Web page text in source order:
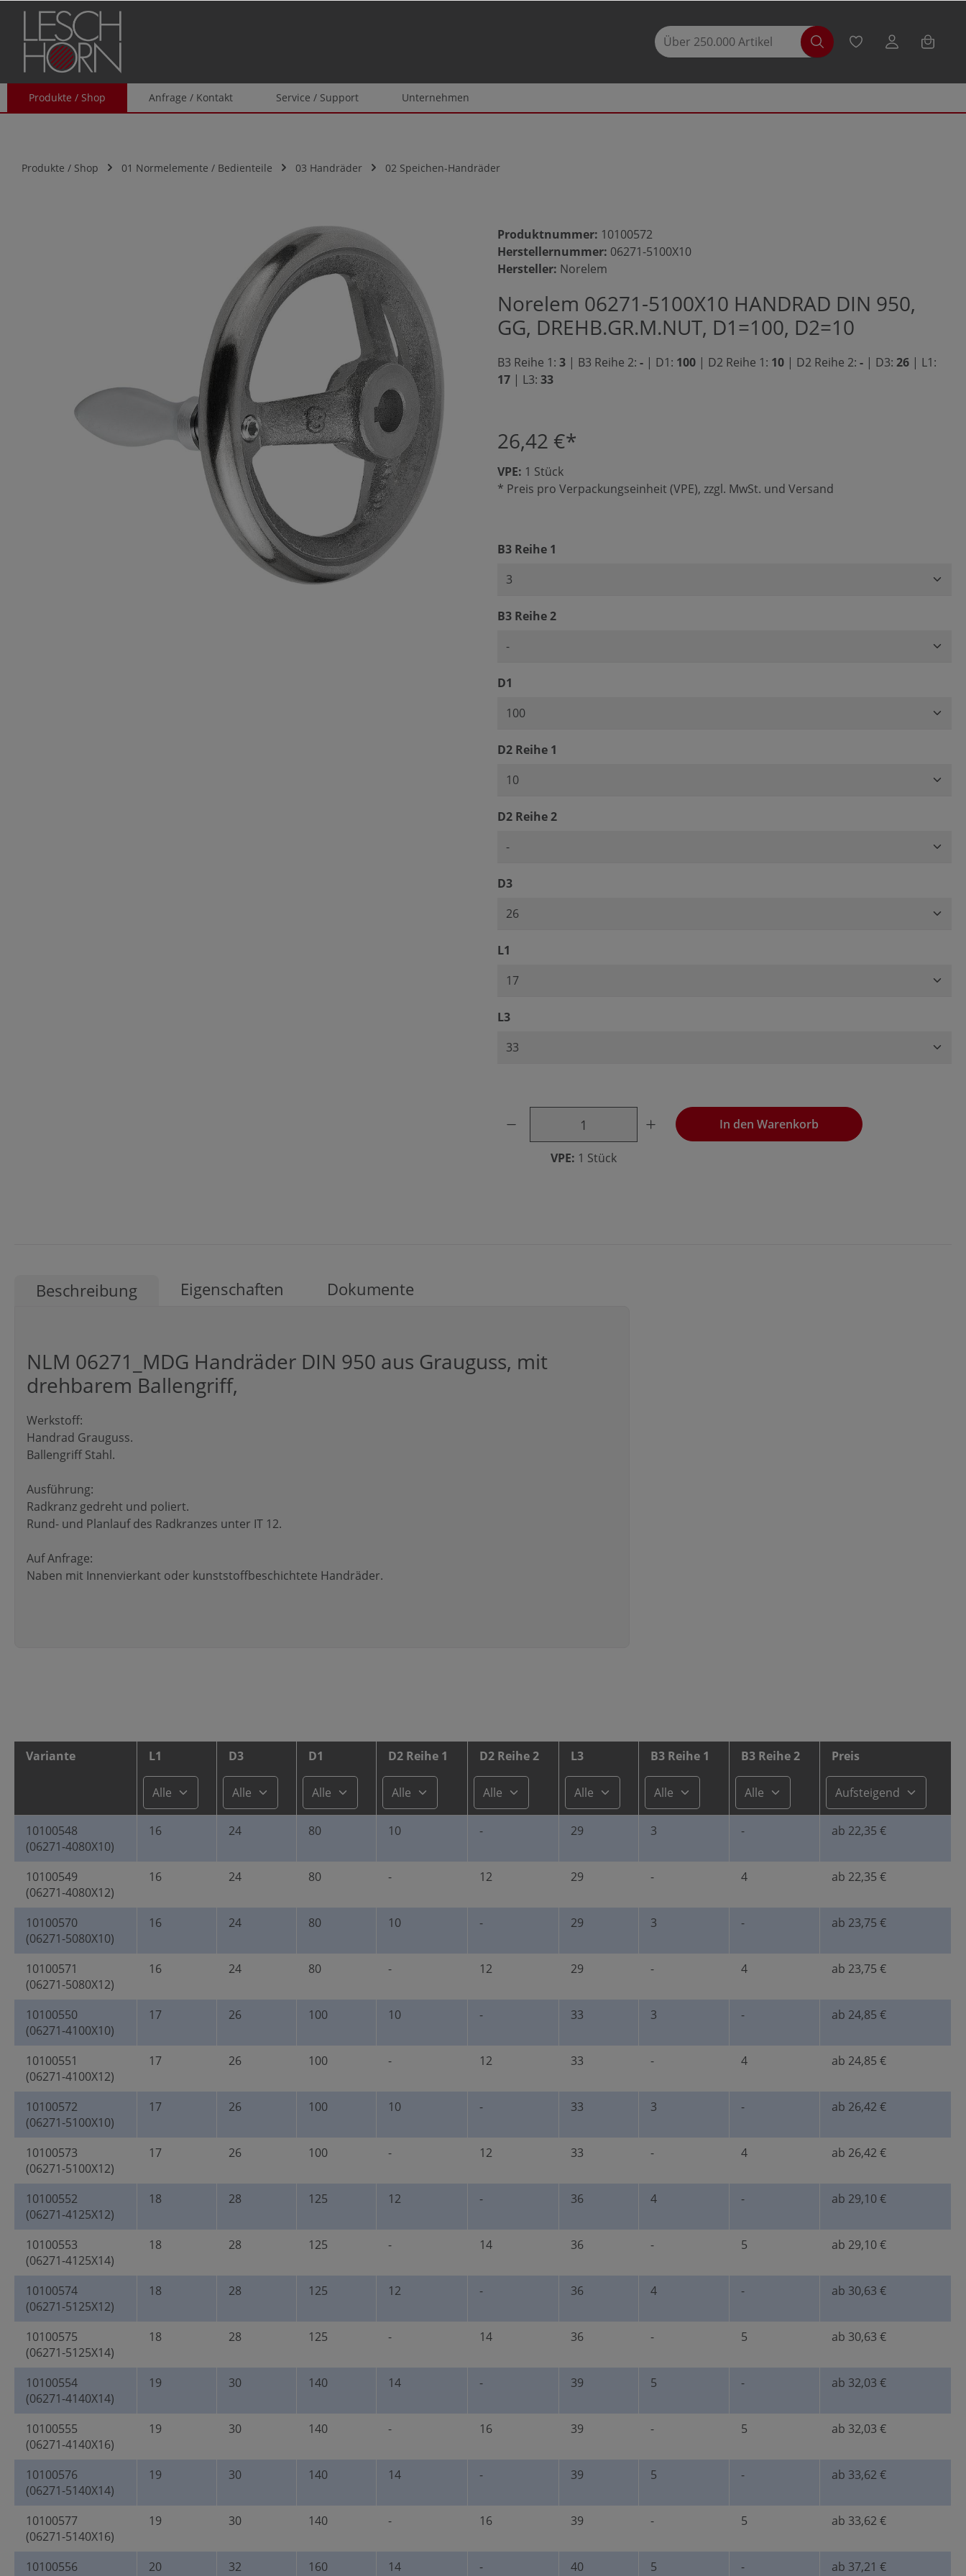
Zur Hauptnavigation springen
Produkte / Shop Anfrage / Kontakt Service / Support Unternehmen
Produkte / Shop 01 Normelemente / Bedienteile 03 Handräder 02 Speichen-Handräder
Produktnummer: 10100572
Herstellernummer: 06271-5100X10
Hersteller: Norelem
Norelem 06271-5100X10 HANDRAD DIN 950,
GG, DREHB.GR.M.NUT, D1=100, D2=10
B3 Reihe 1: 3 | B3 Reihe 2: - | D1: 100 | D2 Reihe 1: 10 | D2 Reihe 2: - | D3: 26 | L1:
17 | L3: 33
26,42 €*
VPE: 1 Stück
* Preis pro Verpackungseinheit (VPE), zzgl. MwSt. und Versand
B3 Reihe 1
B3 Reihe 2auswählen
D1
D2 Reihe 1
D2 Reihe 2auswählen
D3auswählen
L1
L3auswählen
Produkt Anzahl: Gib den gewünschten Wert ein oder benutze die Schaltflächen, um
VPE: 1 Stück
In den Warenkorb
Beschreibung Eigenschaften Dokumente
NLM 06271_MDG Handräder DIN 950 aus Grauguss, mit
drehbarem Ballengriff,
Werkstoff:
Handrad Grauguss.
Ballengriff Stahl.
Ausführung:
Radkranz gedreht und poliert.
Rund- und Planlauf des Radkranzes unter IT 12.
Auf Anfrage:
Naben mit Innenvierkant oder kunststoffbeschichtete Handräder.
Variante L1 D3 D1 D2 Reihe 1 D2 Reihe 2 L3 B3 Reihe 1 B3 Reihe 2 Preis
10100548
(06271-4080X10)
16 24 80 10 - 29 3 - ab 22,35 €
10100549
(06271-4080X12)
16 24 80 - 12 29 - 4 ab 22,35 €
10100570
(06271-5080X10)
16 24 80 10 - 29 3 - ab 23,75 €
10100571
(06271-5080X12)
16 24 80 - 12 29 - 4 ab 23,75 €
10100550
(06271-4100X10)
17 26 100 10 - 33 3 - ab 24,85 €
10100551
(06271-4100X12)
17 26 100 - 12 33 - 4 ab 24,85 €
10100572
(06271-5100X10)
17 26 100 10 - 33 3 - ab 26,42 €
10100573
(06271-5100X12)
17 26 100 - 12 33 - 4 ab 26,42 €
10100552
(06271-4125X12)
18 28 125 12 - 36 4 - ab 29,10 €
10100553
(06271-4125X14)
18 28 125 - 14 36 - 5 ab 29,10 €
10100574
(06271-5125X12)
18 28 125 12 - 36 4 - ab 30,63 €
10100575
(06271-5125X14)
18 28 125 - 14 36 - 5 ab 30,63 €
10100554
(06271-4140X14)
19 30 140 14 - 39 5 - ab 32,03 €
10100555
(06271-4140X16)
19 30 140 - 16 39 - 5 ab 32,03 €
10100576
(06271-5140X14)
19 30 140 14 - 39 5 - ab 33,62 €
10100577
(06271-5140X16)
19 30 140 - 16 39 - 5 ab 33,62 €
10100556
20 32 160 14 - 40 5 - ab 37,21 €